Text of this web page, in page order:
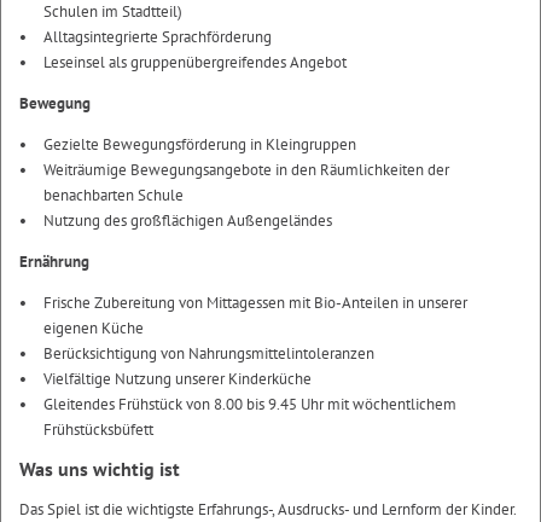
Schulen im Stadtteil)
Alltagsintegrierte Sprachförderung
Leseinsel als gruppenübergreifendes Angebot
Bewegung
Gezielte Bewegungsförderung in Kleingruppen
Weiträumige Bewegungsangebote in den Räumlichkeiten der
benachbarten Schule
Nutzung des großflächigen Außengeländes
Ernährung
Frische Zubereitung von Mittagessen mit Bio-Anteilen in unserer
eigenen Küche
Berücksichtigung von Nahrungsmittelintoleranzen
Vielfältige Nutzung unserer Kinderküche
Gleitendes Frühstück von 8.00 bis 9.45 Uhr mit wöchentlichem
Frühstücksbüfett
Was uns wichtig ist
Das Spiel ist die wichtigste Erfahrungs-, Ausdrucks- und Lernform der Kinder.